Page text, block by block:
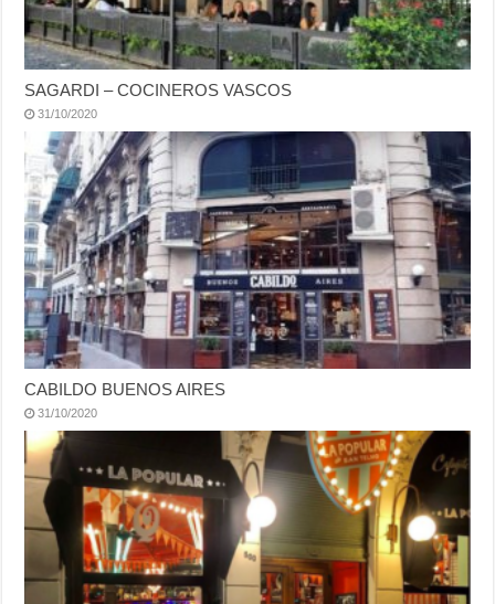
SAGARDI – COCINEROS VASCOS
31/10/2020
CABILDO BUENOS AIRES
31/10/2020